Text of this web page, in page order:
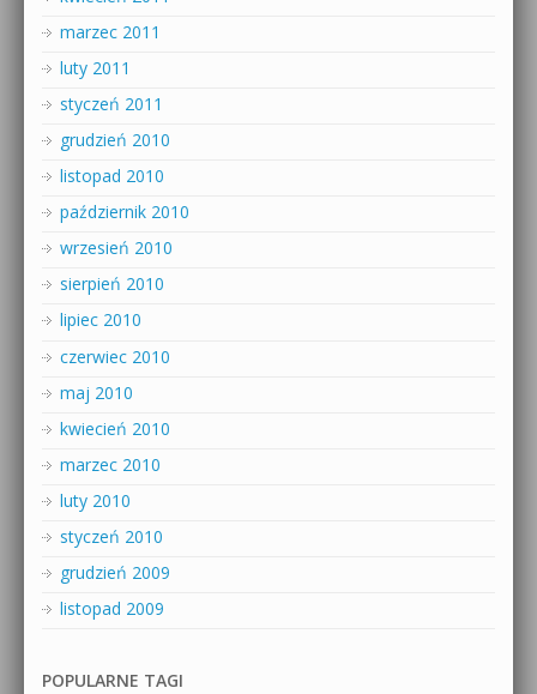
marzec 2011
luty 2011
styczeń 2011
grudzień 2010
listopad 2010
październik 2010
wrzesień 2010
sierpień 2010
lipiec 2010
czerwiec 2010
maj 2010
kwiecień 2010
marzec 2010
luty 2010
styczeń 2010
grudzień 2009
listopad 2009
POPULARNE TAGI